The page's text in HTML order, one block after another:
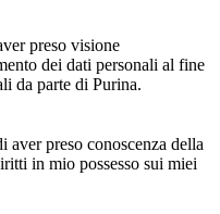
preso visione
dei dati personali al fine
da parte di Purina.
preso conoscenza della
in mio possesso sui miei